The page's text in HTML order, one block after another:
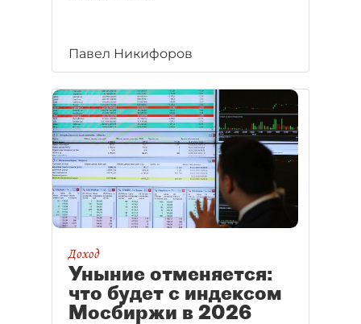
Павел Никифоров
Доход
Уныние отменяется:
что будет с индексом
Мосбиржи в 2026